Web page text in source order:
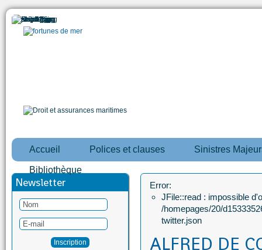
Accueil Polices et clauses Sinistres
Bibliothèque
Newsletter
Error:
JFile::read : impossible
/homepages/20/
twitter.json
ALFRED DE